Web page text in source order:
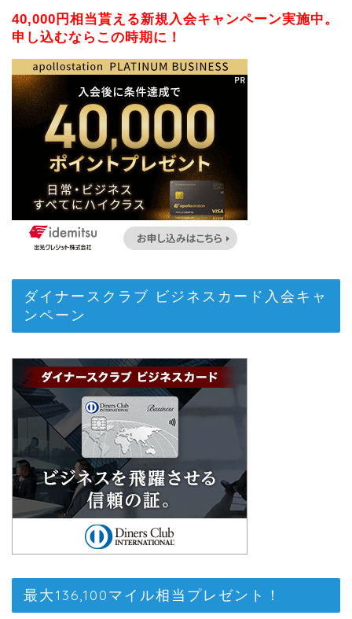
40,000円相当貰える新規入会キャンペーン実施中。
申し込むならこの時期に！
ダイナースクラブ ビジネスカード入会キャ
ンペーン
最大136,100マイル相当プレゼント！